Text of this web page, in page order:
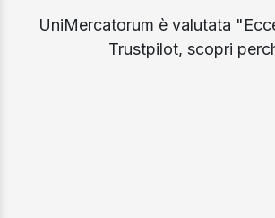
UniMercatorum è valutata
Trustpilot, scopri